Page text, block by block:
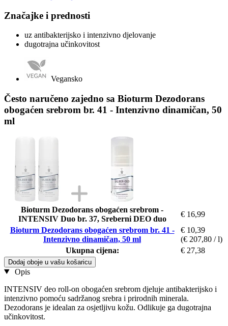
Značajke i prednosti
uz antibakterijsko i intenzivno djelovanje
dugotrajna učinkovitost
Vegansko
Često naručeno zajedno sa Bioturm Dezodorans
obogaćen srebrom br. 41 - Intenzivno dinamičan, 50
ml
Bioturm Dezodorans obogaćen srebrom -
INTENSIV Duo br. 37, Sreberni DEO duo
€ 16,99
Bioturm Dezodorans obogaćen srebrom br. 41 -
Intenzivno dinamičan, 50 ml
€ 10,39
(€ 207,80 / l)
Ukupna cijena:
€ 27,38
Dodaj oboje u vašu košaricu
Opis
INTENSIV deo roll-on obogaćen srebrom djeluje antibakterijsko i
intenzivno pomoću sadržanog srebra i prirodnih minerala.
Dezodorans je idealan za osjetljivu kožu. Odlikuje ga dugotrajna
učinkovitost.